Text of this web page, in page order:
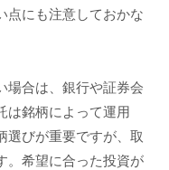
点にも注意しておかな
場合は、銀行や証券会
は銘柄によって運用
選びが重要ですが、取
。希望に合った投資が